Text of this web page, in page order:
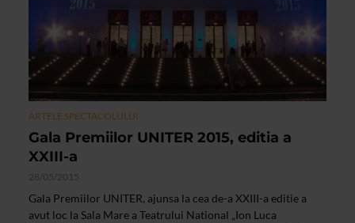
ARTELE SPECTACOLULUI
Gala Premiilor UNITER 2015, editia a
XXIII-a
28/05/2015
Gala Premiilor UNITER, ajunsa la cea de-a XXIII-a editie a
avut loc la Sala Mare a Teatrului National „Ion Luca